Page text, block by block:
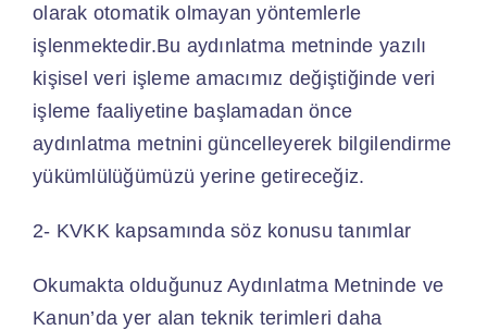
olarak otomatik olmayan yöntemlerle
işlenmektedir.Bu aydınlatma metninde yazılı
kişisel veri işleme amacımız değiştiğinde veri
işleme faaliyetine başlamadan önce
aydınlatma metnini güncelleyerek bilgilendirme
yükümlülüğümüzü yerine getireceğiz.
2- KVKK kapsamında söz konusu tanımlar
Okumakta olduğunuz Aydınlatma Metninde ve
Kanun’da yer alan teknik terimleri daha